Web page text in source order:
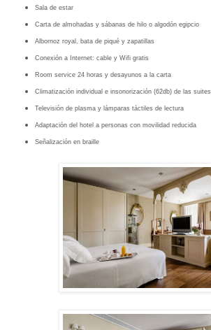
Sala de estar
Carta de almohadas y sábanas de hilo o algodón egipcio
Albornoz royal, bata de piqué y zapatillas
Conexión a Internet: cable y Wifi gratis
Room service 24 horas y desayunos a la carta
Climatización individual e insonorización (62db) de las suites
Televisión de plasma y lámparas táctiles de lectura
Adaptación del hotel a personas con movilidad reducida
Señalización en braille